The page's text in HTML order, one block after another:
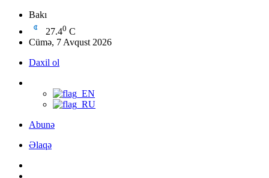
Bakı
27.40 C
Cümə, 7 Avqust 2026
Daxil ol
Abunə
Əlaqə